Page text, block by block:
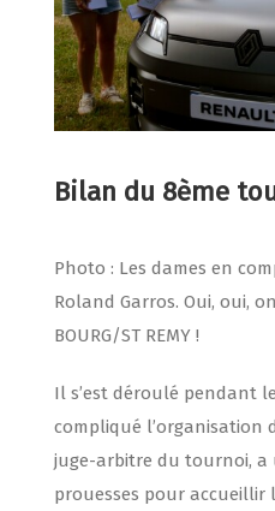
Bilan du 8ème
Photo : Les dames en
Roland Garros. Oui, oui,
BOURG/ST REMY !
Il s’est déroulé pendant
compliqué l’organisation
juge-arbitre du tournoi, a
prouesses pour accueillir